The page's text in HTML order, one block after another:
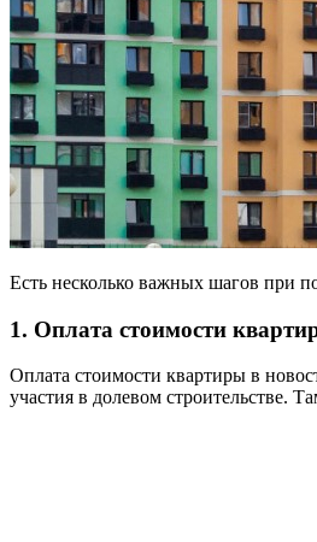
Есть несколько важных шагов при
1. Оплата стоимости
Оплата стоимости квартиры в
участия в долевом строительстве.